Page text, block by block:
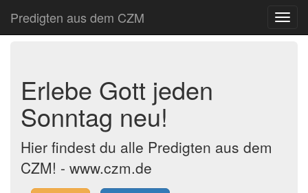
Predigten aus dem CZM
Toggle
Erlebe Gott jeden
Sonntag neu!
Hier findest du alle Predigten aus dem
CZM! - www.czm.de